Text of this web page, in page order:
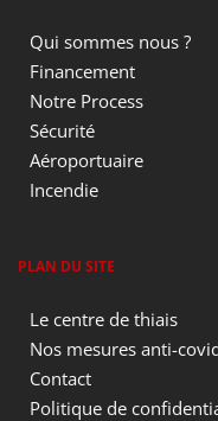
Qui sommes nous ?
Financement
Notre Process
Sécurité
Aéroportuaire
Incendie
PLAN DU SITE
Le centre de thiais
Nos mesures anti-
Contact
Politique de